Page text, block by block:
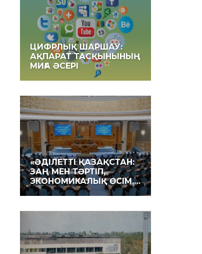
ЦИФРЛЫҚ ШАРШАУ:
АҚПАРАТ ТАСҚЫНЫНЫҢ
МИҒА ӘСЕРІ
«ӘДІЛЕТ­ТІ ҚАЗАҚ­СТАН:
ЗАҢ МЕН ТӘРТІП,
ЭКОНОМИКАЛЫҚ ӨСІМ,…